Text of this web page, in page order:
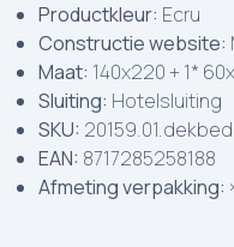
Productkleur: Ecru
Constructie website:
Maat: 140x220 + 1*
Sluiting: Hotelsluiting
SKU:
EAN: 8717285258188
Afmeting verpakking: